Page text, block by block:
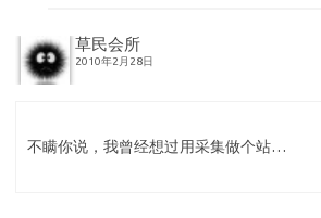
草民会所
2010年2月28日
不瞒你说，我曾经想过用采集做个站…